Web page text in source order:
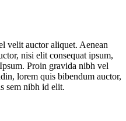
velit auctor aliquet. Aenean
nisi elit consequat ipsum,
Proin gravida nibh vel
lorem quis bibendum auctor,
sem nibh id elit.